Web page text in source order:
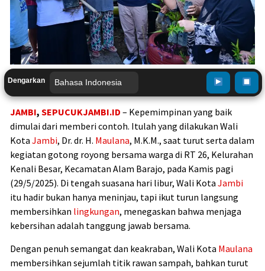
Dengarkan
JAMBI, SEPUCUKJAMBI.ID – Kepemimpinan yang baik
dimulai dari memberi contoh. Itulah yang dilakukan Wali
Kota Jambi, Dr. dr. H. Maulana, M.K.M., saat turut serta dalam
kegiatan gotong royong bersama warga di RT 26, Kelurahan
Kenali Besar, Kecamatan Alam Barajo, pada Kamis pagi
(29/5/2025). Di tengah suasana hari libur, Wali Kota Jambi
itu hadir bukan hanya meninjau, tapi ikut turun langsung
membersihkan lingkungan, menegaskan bahwa menjaga
kebersihan adalah tanggung jawab bersama.
Dengan penuh semangat dan keakraban, Wali Kota Maulana
membersihkan sejumlah titik rawan sampah, bahkan turut